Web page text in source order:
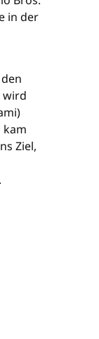
in der
wird
kam
Ziel,